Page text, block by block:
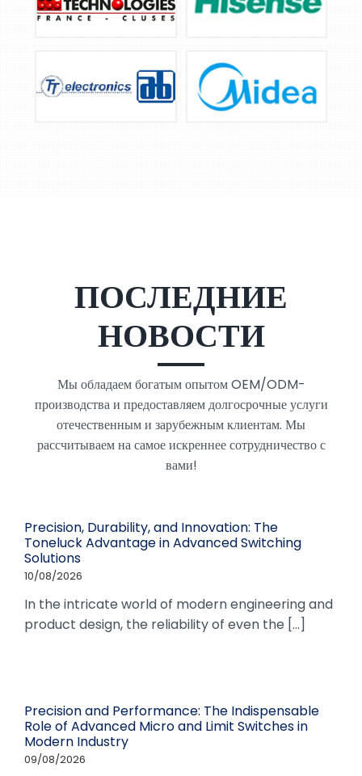
ПОСЛЕДНИЕ
НОВОСТИ
Мы обладаем богатым опытом OEM/ODM-
производства и предоставляем долгосрочные услуги
отечественным и зарубежным клиентам. Мы
рассчитываем на самое искреннее сотрудничество с
вами!
Precision, Durability, and Innovation: The
Toneluck Advantage in Advanced Switching
Solutions
10/08/2026
In the intricate world of modern engineering and
product design, the reliability of even the [...]
Precision and Performance: The Indispensable
Role of Advanced Micro and Limit Switches in
Modern Industry
09/08/2026